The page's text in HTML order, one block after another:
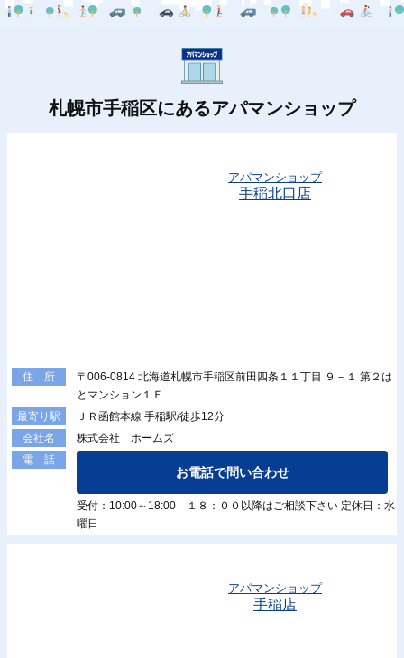
札幌市手稲区にあるアパマンショップ
アパマンショップ
手稲北口店
住 所
〒006-0814 北海道札幌市手稲区前田四条１１丁目 ９－１ 第２は
とマンション１Ｆ
最寄り駅
ＪＲ函館本線 手稲駅/徒歩12分
会社名
株式会社 ホームズ
電 話
お電話で問い合わせ
受付：10:00～18:00 １８：００以降はご相談下さい 定休日：水
曜日
アパマンショップ
手稲店